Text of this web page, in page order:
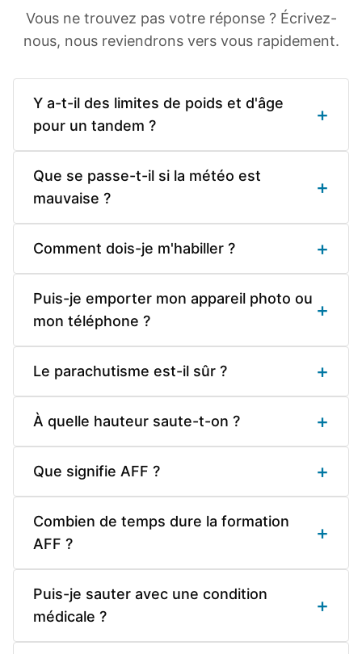
Vous ne trouvez pas votre réponse ? Écrivez-
nous, nous reviendrons vers vous rapidement.
Y a-t-il des limites de poids et d'âge
pour un tandem ?
+
Que se passe-t-il si la météo est
mauvaise ?
+
Comment dois-je m'habiller ? +
Puis-je emporter mon appareil photo ou
mon téléphone ?
+
Le parachutisme est-il sûr ? +
À quelle hauteur saute-t-on ? +
Que signifie AFF ? +
Combien de temps dure la formation
AFF ?
+
Puis-je sauter avec une condition
médicale ?
+